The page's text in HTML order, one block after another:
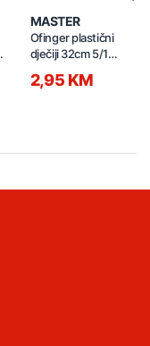
MASTER
Ofinger plastični
dječiji 32cm 5/1
ljubičasti
2,95 KM